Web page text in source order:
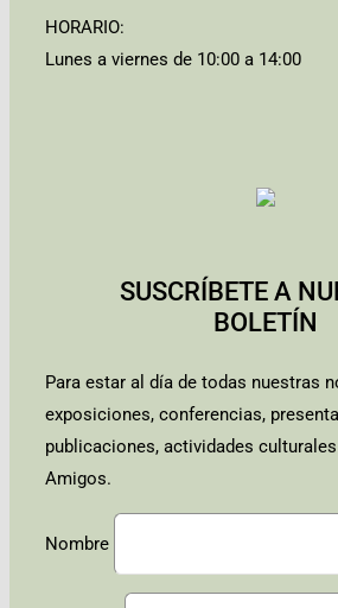
HORARIO:
Lunes a viernes de 10:00 a 14:00
SUSCRÍBETE A
BOLETÍN
Para estar al día de todas nuestras
exposiciones, conferencias,
publicaciones, actividades
Amigos.
Nombre